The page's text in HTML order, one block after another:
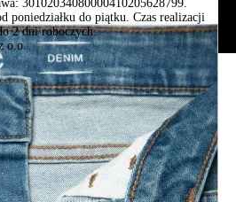
30102034080000410205628799.
poniedziałku do piątku. Czas realizacji
2 dni roboczych.
o.o.